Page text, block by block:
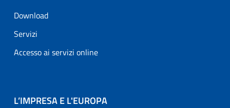
Download
Servizi
Accesso ai servizi online
L’IMPRESA E L'EUROPA